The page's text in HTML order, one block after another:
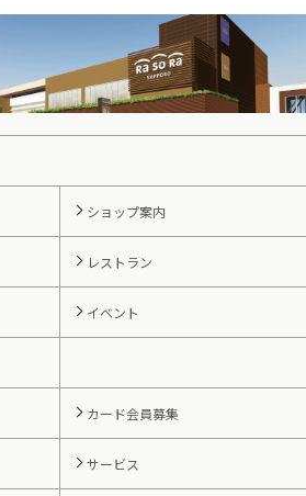
ショップ案内
レストラン
イベント
カード会員募集
サービス